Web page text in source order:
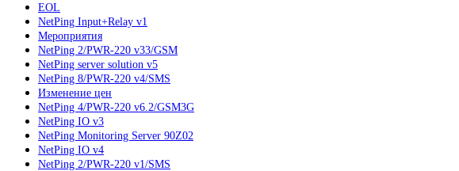
EOL
NetPing Input+Relay v1
Мероприятия
NetPing 2/PWR-220 v33/GSM
NetPing server solution v5
NetPing 8/PWR-220 v4/SMS
Изменение цен
NetPing 4/PWR-220 v6.2/GSM3G
NetPing IO v3
NetPing Monitoring Server 90Z02
NetPing IO v4
NetPing 2/PWR-220 v1/SMS